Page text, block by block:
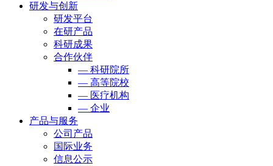
研发与创新
研发平台
在研产品
科研成果
合作伙伴
— 科研院所
— 高等院校
— 医疗机构
— 企业
产品与服务
公司产品
国际业务
信息公示